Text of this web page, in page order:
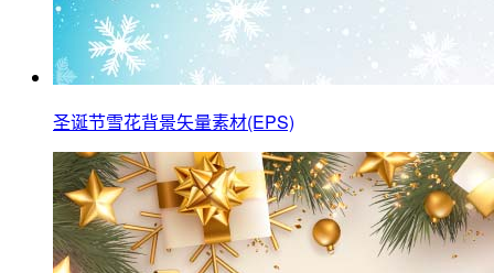
圣诞节雪花背景矢量素材(EPS)